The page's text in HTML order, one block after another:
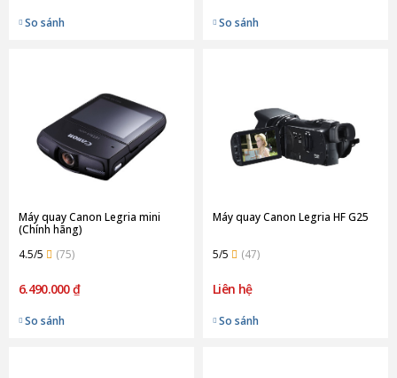
So sánh So sánh
Máy quay Canon Legria mini
(Chính hãng)
4.5/5
(75)
6.490.000 ₫
So sánh
Máy quay Canon Legria HF G25
5/5 (47)
Liên hệ
So sánh